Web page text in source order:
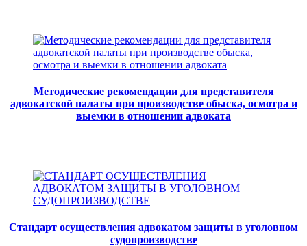
Методические рекомендации для представителя
адвокатской палаты при производстве обыска, осмотра и
выемки в отношении адвоката
Стандарт осуществления адвокатом защиты в уголовном
судопроизводстве